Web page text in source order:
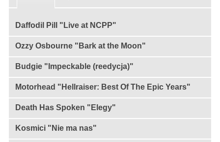
Daffodil Pill "Live at NCPP"
Ozzy Osbourne "Bark at the Moon"
Budgie "Impeckable (reedycja)"
Motorhead "Hellraiser: Best Of The Epic Years"
Death Has Spoken "Elegy"
Kosmici "Nie ma nas"